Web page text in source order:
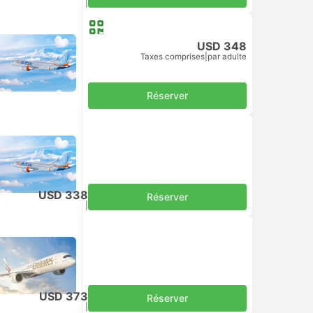
USD 348
Taxes comprises par adulte
Réserver
USD 338 Réserver
USD 373 Réserver